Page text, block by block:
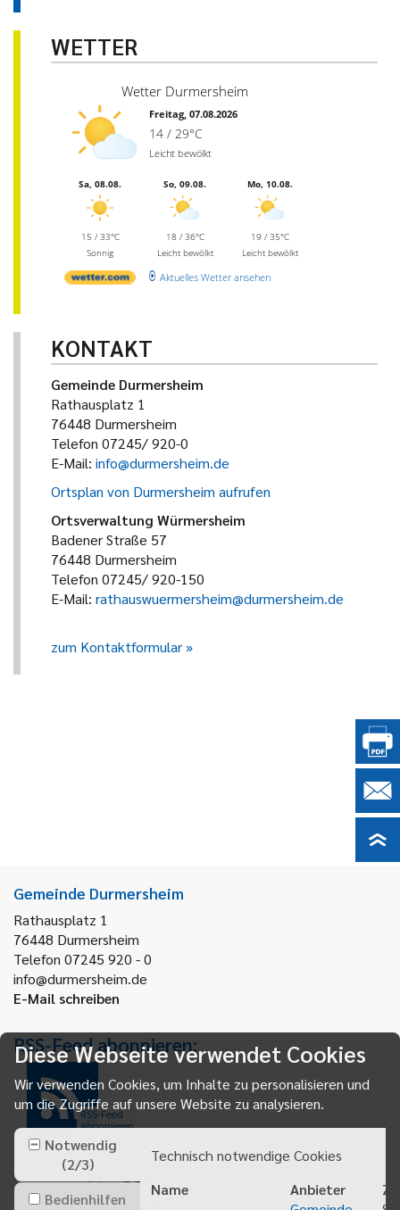
WETTER
Wetter Durmersheim
Freitag, 07.08.2026
14 / 29°C
Leicht bewölkt
Sa, 08.08.
15 / 33°C
Sonnig
So, 09.08.
18 / 36°C
Leicht bewölkt
Mo, 10.08.
19 / 35°C
Leicht bewölkt
Aktuelles Wetter ansehen
KONTAKT
Gemeinde Durmersheim
Rathausplatz 1
76448 Durmersheim
Telefon 07245/ 920-0
E-Mail: info@durmersheim.de
Ortsplan von Durmersheim aufrufen
Ortsverwaltung Würmersheim
Badener Straße 57
76448 Durmersheim
Telefon 07245/ 920-150
E-Mail: rathauswuermersheim@durmersheim.de
zum Kontaktformular
Gemeinde Durmersheim
Rathausplatz 1
76448 Durmersheim
Telefon 07245 920 - 0
info@durmersheim.de
E-Mail schreiben
RSS-Feed abonnieren:
RSS-Feed
abonnieren
Diese Webseite verwendet Cookies
Wir verwenden Cookies, um Inhalte zu personalisieren und
um die Zugriffe auf unsere Website zu analysieren.
Notwendig
(2/3)
Bedienhilfen
Technisch notwendige Cookies
Name
Anbieter